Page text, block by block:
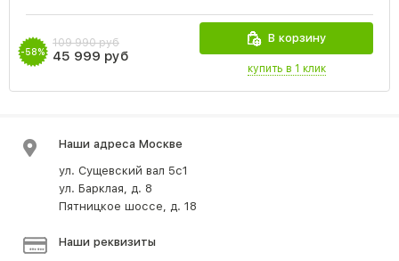
-58%
109 990 руб
45 999 руб
В корзину
купить в 1 клик
Наши адреса Москве
ул. Сущевский вал 5с1
ул. Барклая, д. 8
Пятницкое шоссе, д. 18
Наши реквизиты